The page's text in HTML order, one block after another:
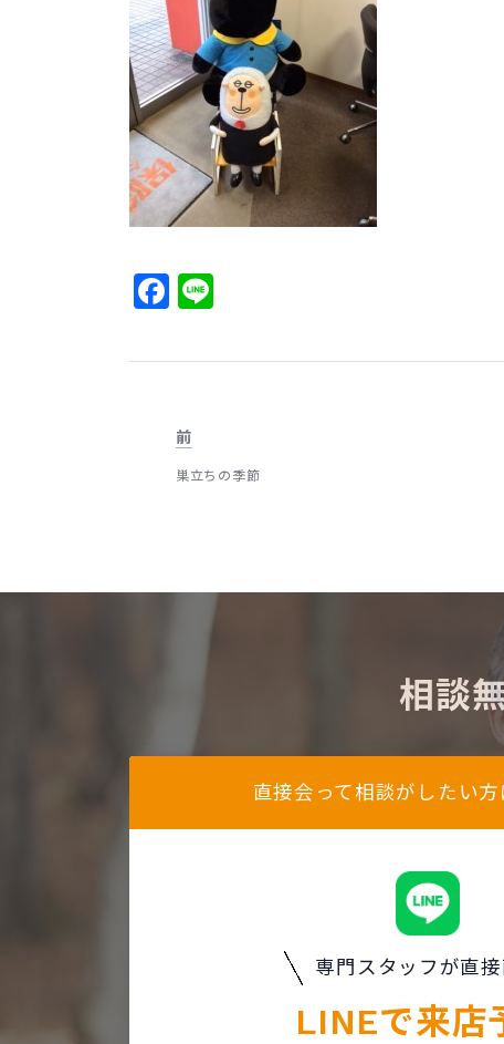
Facebook
前
巣立ちの季節
相談
直接会って相談がしたい方
専門スタッフが直接
LINEで来店